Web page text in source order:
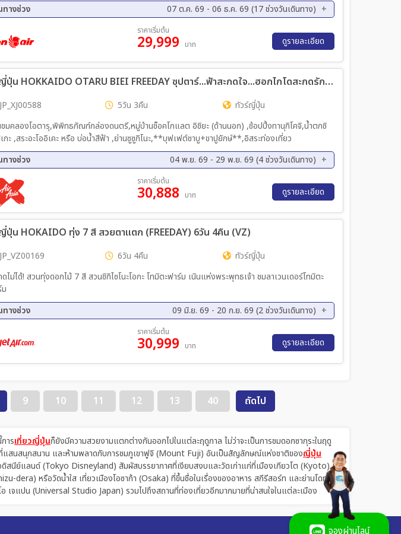
มี.ค 70 - 19 มี.ค 70
ทางช่วง
07 ต.ค. 69 - 06 ธ.ค. 69 (17 ช่วงวันเดินทาง)
09 ต.ค. 69 - 13 ต.ค. 69
ต.ค. 69 - 20 ต.ค. 69
21 ต.ค. 69 - 25 ต.ค. 69
23 ต.ค. 69 - 27 ต.ค. 69
พ.ย. 69 - 10 พ.ย. 69
11 พ.ย. 69 - 15 พ.ย. 69
13 พ.ย. 69 - 17 พ.ย. 69
พ.ย. 69 - 22 พ.ย. 69
20 พ.ย. 69 - 24 พ.ย. 69
25 พ.ย. 69 - 29 พ.ย. 69
27 พ.ย. 69 - 01 ธ.ค. 69
02 ธ.ค. 69 - 06 ธ.ค. 69
ราคาเริ่มต้น
29,999 บาท ดูรายละเอียด
ทัวร์ญี่ปุ่น HOKKAIDO OTARU BIEI FREEDAY ซุปตาร์...ฟ้าสะกดใจ...ฮอกไกโดสะกดรัก (XJ)
JP_XJ00588 5วัน 3คืน
ทัวร์ญี่ปุ่น
มคลองโอตารุ,พิพิทธภัณฑ์กล่องดนตรี,หมู่บ้านช็อคโกแลต อิชิยะ (ด้านนอก) ,ช้อปปิ้งทานุกิโคจิ,น้ำตกชิ
กะ ,สระอะโออิเคะ หรือ บ่อน้ำสีฟ้า ,ย่านซูซูกิโนะ,**บุฟเฟต์ชาบู+ขาปูยักษ์**,อิสระท่องเที่ยว
ทางช่วง
04 พ.ย. 69 - 29 พ.ย. 69 (4 ช่วงวันเดินทาง)
พ.ย. 69 - 08 พ.ย. 69
11 พ.ย. 69 - 15 พ.ย. 69
พ.ย. 69 - 29 พ.ย. 69
ราคาเริ่มต้น
30,888 บาท ดูรายละเอียด
ปุ่น HOKAIDO ทุ่ง 7 สี สวยตาแตก (FREEDAY) 6วัน 4คืน (VZ)
JP_VZ00169 6วัน 4คืน
ทัวร์ญี่ปุ่น
ไม่ได้! สวนทุ่งดอกไม้ 7 สี สวนชิกิไซโนะโอกะ โทมิตะฟาร์ม เนินแห่งพระพุทธเจ้า ชมลาเวนเดอร์โทมิตะ
ทางช่วง
09 มิ.ย. 69 - 20 ก.ย. 69 (2 ช่วงวันเดินทาง)
15 ก.ย. 69 - 20 ส.ค. 69
ราคาเริ่มต้น
30,999 บาท ดูรายละเอียด
9 10 11 12 13 40 ถัดไป
ารเที่ยวญี่ปุ่นก็ยังมีความสวยงามแตกต่างกันออกไปในแต่ละฤดูกาล ไม่ว่าจะเป็นการชมดอกซากุระในฤดู
ที่แสนสนุกสนาน และห้ามพลาดกับการชมภูเขาฟูจิ (Mount Fuji) อันเป็นสัญลักษณ์แห่งชาติของญี่ปุ่น
สนีย์แลนด์ (Tokyo Disneyland) สัมผัสบรรยากาศที่เงียบสงบและวัดเก่าแก่ที่เมืองเกียวโต (Kyoto) ไม่
dera) หรือวัดน้ำใส เที่ยวเมืองโอซาก้า (Osaka) ที่ขึ้นชื่อในเรื่องของอาหาร สกีรีสอร์ท และย่านโดทงโบ
แปน (Universal Studio Japan) รวมไปถึงสถานที่ท่องเที่ยวอีกมากมายที่น่าสนใจในแต่ละเมือง